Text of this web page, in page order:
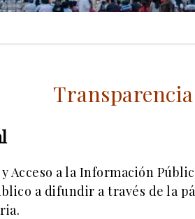
Acceso a la Información
a difundir a través de la